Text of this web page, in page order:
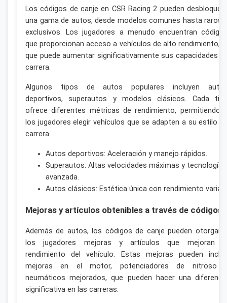
Los códigos de canje en CSR Racing 2 pueden
una gama de autos, desde modelos comunes hasta raros
exclusivos. Los jugadores a menudo encuentran
que proporcionan acceso a vehículos de alto rendimiento,
que puede aumentar significativamente sus capacidades
carrera.
Algunos tipos de autos populares incluyen
deportivos, superautos y modelos clásicos. Cada
ofrece diferentes métricas de rendimiento, permitiendo
los jugadores elegir vehículos que se adapten a su estilo
carrera.
Autos deportivos: Aceleración y manejo rápidos.
Superautos: Altas velocidades máximas y tecnología
avanzada.
Autos clásicos: Estética única con rendimiento
Mejoras y artículos obtenibles a través de códigos
Además de autos, los códigos de canje pueden otorgar
los jugadores mejoras y artículos que mejoran
rendimiento del vehículo. Estas mejoras pueden
mejoras en el motor, potenciadores de nitroso
neumáticos mejorados, que pueden hacer una
significativa en las carreras.